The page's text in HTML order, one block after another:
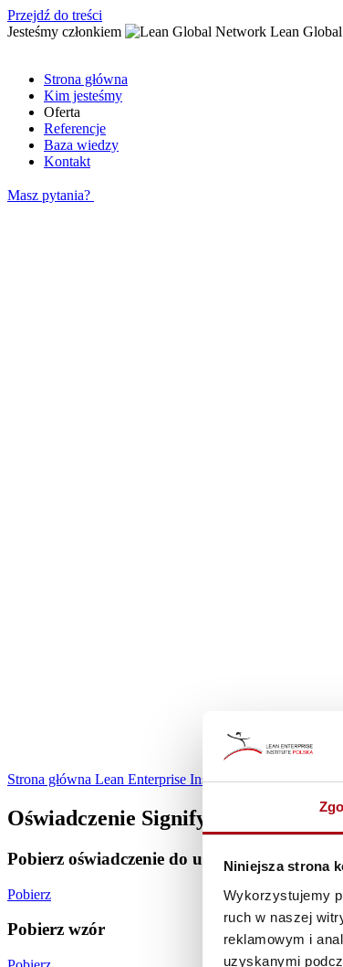
Niniejsza strona
Wykorzystujemy
ruch w naszej
reklamowym i
uzyskanymi
Przejdź do treści
Jesteśmy członkiem
Lean
Strona główna
Kim jesteśmy
Oferta
Referencje
Baza wiedzy
Kontakt
Masz pytania?
Strona główna Lean Enterprise Institute Polska /
Oświadczenie Signify
Pobierz oświadczenie do uzupełnienia
Pobierz
Pobierz wzór